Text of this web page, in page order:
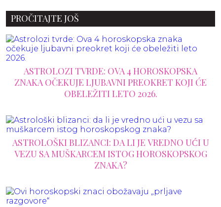
PROČITAJTE JOŠ
ASTROLOZI TVRDE: OVA 4 HOROSKOPSKA
ZNAKA OČEKUJE LJUBAVNI PREOKRET KOJI ĆE
OBELEŽITI LETO 2026.
ASTROLOŠKI BLIZANCI: DA LI JE VREDNO UĆI U
VEZU SA MUŠKARCEM ISTOG HOROSKOPSKOG
ZNAKA?